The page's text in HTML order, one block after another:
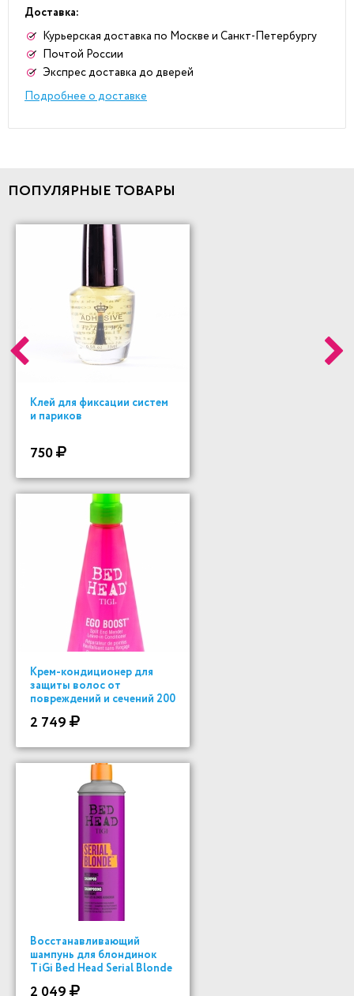
Доставка:
Курьерская доставка по Москве и Санкт-Петербургу
Почтой России
Экспрес доставка до дверей
Подробнее о доставке
ПОПУЛЯРНЫЕ ТОВАРЫ
Клей для фиксации систем
и париков
750
Крем-кондиционер для
защиты волос от
повреждений и сечений 200
2 749
Восстанавливающий
шампунь для блондинок
TiGi Bed Head Serial Blonde